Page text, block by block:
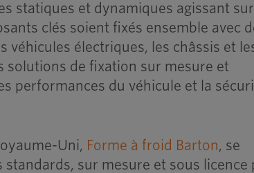
statiques et dynamiques agissant
clés soient fixés ensemble avec
véhicules électriques, les châssis et
solutions de fixation sur mesure et
performances du véhicule et la
Uni, Forme à froid Barton, se
sur mesure et sous licence